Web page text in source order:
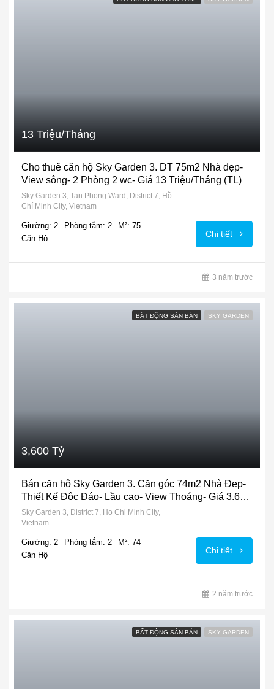
13 Triệu/Tháng
Cho thuê căn hộ Sky Garden 3. DT 75m2 Nhà đẹp-
View sông- 2 Phòng 2 wc- Giá 13 Triệu/Tháng (TL)
Sky Garden 3, Tan Phong Ward, District 7, Hồ
Chí Minh City, Vietnam
Giường: 2 Phòng tắm: 2
M²: 75
Căn Hộ
Chi tiết
3 năm trước
BẤT ĐỘNG SẢN BÁN SKY GARDEN
3,600 Tỷ
Bán căn hộ Sky Garden 3. Căn góc 74m2 Nhà Đẹp-
Thiết Kế Độc Đáo- Lầu cao- View Thoáng- Giá 3.6
Tỷ
Sky Garden 3, District 7, Ho Chi Minh City,
Vietnam
Giường: 2 Phòng tắm: 2
M²: 74
Căn Hộ
Chi tiết
2 năm trước
BẤT ĐỘNG SẢN BÁN SKY GARDEN